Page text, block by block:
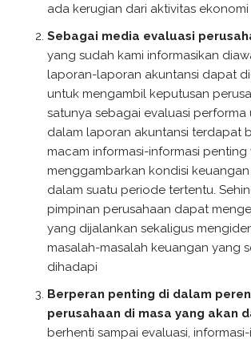
ada kerugian dari aktivitas ekonomi
Sebagai media evaluasi
yang sudah kami informasikan
laporan-laporan akuntansi dapat
untuk mengambil keputusan
satunya sebagai evaluasi performa
dalam laporan akuntansi terdapat
macam informasi-informasi
menggambarkan kondisi
dalam suatu periode tertentu.
pimpinan perusahaan dapat
yang dijalankan sekaligus
masalah-masalah keuangan yang
dihadapi
Berperan penting di dalam
perusahaan di masa yang akan
berhenti sampai evaluasi,